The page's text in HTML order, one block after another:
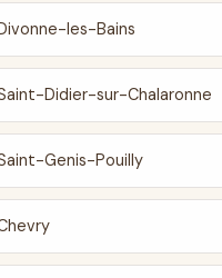
les-Bains
Didier-sur-Chalaronne
Genis-Pouilly